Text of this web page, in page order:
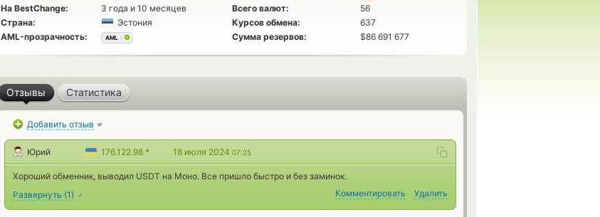
На BestChange: 3 года и 10 месяцев Всего валют:
56
Страна:
Эстония Курсов обмена:
637
AML-прозрачность:
AML Сумма резервов: $86 691 677
Отзывы Статистика
Добавить отзыв
Юрий 176.122.98.* 18 июля 2024 07:25
Хороший обменник, выводил USDT на Моно. Все пришло быстро и без заминок.
Развернуть (1) Комментировать Удалить